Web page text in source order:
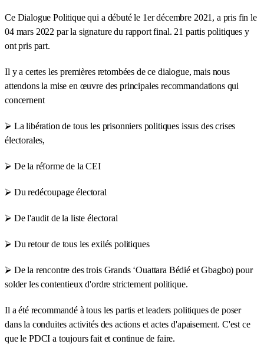
Ce Dialogue Politique qui a débuté le 1er décembre 2021, a pris fin le
04 mars 2022 par la signature du rapport final. 21 partis politiques y
ont pris part.
Il y a certes les premières retombées de ce dialogue, mais nous
attendons la mise en œuvre des principales recommandations qui
concernent
⮚ La libération de tous les prisonniers politiques issus des crises
électorales,
⮚ De la réforme de la CEI
⮚ Du redécoupage électoral
⮚ De l'audit de la liste électoral
⮚ Du retour de tous les exilés politiques
⮚ De la rencontre des trois Grands ‘Ouattara Bédié et Gbagbo) pour
solder les contentieux d'ordre strictement politique.
Il a été recommandé à tous les partis et leaders politiques de poser
dans la conduites activités des actions et actes d'apaisement. C'est ce
que le PDCI a toujours fait et continue de faire.